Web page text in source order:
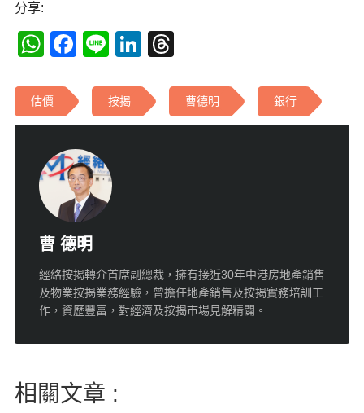
分享:
WhatsApp
Facebook
LineLinkedIn
估價 按揭 曹德明 銀行
曹 德明
經絡按揭轉介首席副總裁，擁有接近30年中港房地產銷售
及物業按揭業務經驗，曾擔任地產銷售及按揭實務培訓工
作，資歷豐富，對經濟及按揭市場見解精闢。
相關文章 :